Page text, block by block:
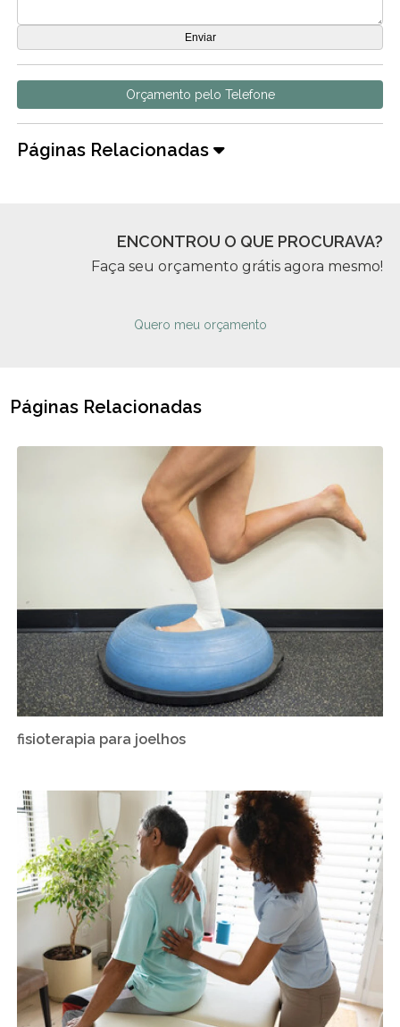
Orçamento pelo Telefone
Páginas Relacionadas
ENCONTROU O QUE PROCURAVA?
Faça seu orçamento grátis agora mesmo!
Quero meu orçamento
Páginas Relacionadas
fisioterapia para joelhos